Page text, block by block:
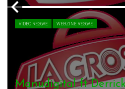
LIVE REPORT REGGAE WEBZINE REGGAE